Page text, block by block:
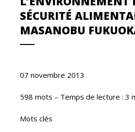
SÉCURITÉ
MASANOBU
07 novembre 2013
598 mots – Temps de lecture : 3
Mots clés